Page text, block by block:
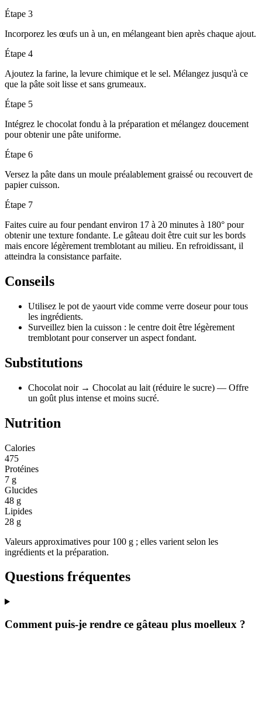
Étape 3
Incorporez les œufs un à un, en mélangeant bien après chaque ajout.
Étape 4
Ajoutez la farine, la levure chimique et le sel. Mélangez jusqu'à ce
que la pâte soit lisse et sans grumeaux.
Étape 5
Intégrez le chocolat fondu à la préparation et mélangez doucement
pour obtenir une pâte uniforme.
Étape 6
Versez la pâte dans un moule préalablement graissé ou recouvert de
papier cuisson.
Étape 7
Faites cuire au four pendant environ 17 à 20 minutes à 180° pour
obtenir une texture fondante. Le gâteau doit être cuit sur les bords
mais encore légèrement tremblotant au milieu. En refroidissant, il
atteindra la consistance parfaite.
Conseils
Utilisez le pot de yaourt vide comme verre doseur pour tous
les ingrédients.
Surveillez bien la cuisson : le centre doit être légèrement
tremblotant pour conserver un aspect fondant.
Substitutions
Chocolat noir→ Chocolat au lait (réduire le sucre) — Offre
un goût plus intense et moins sucré.
Nutrition
Calories
475
Protéines
7 g
Glucides
48 g
Lipides
28 g
Valeurs approximatives pour 100 g ; elles varient selon les
ingrédients et la préparation.
Questions fréquentes
Comment puis-je rendre ce gâteau plus moelleux ?